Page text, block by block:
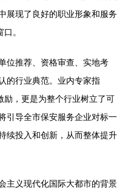
展现了良好的职业形象和服务
。
位推荐、资格审查、实地考
的行业典范。业内专家指
励，更是为整个行业树立了可
引导全市保安服务企业对标一
续投入和创新，从而整体提升
主义现代化国际大都市的背景